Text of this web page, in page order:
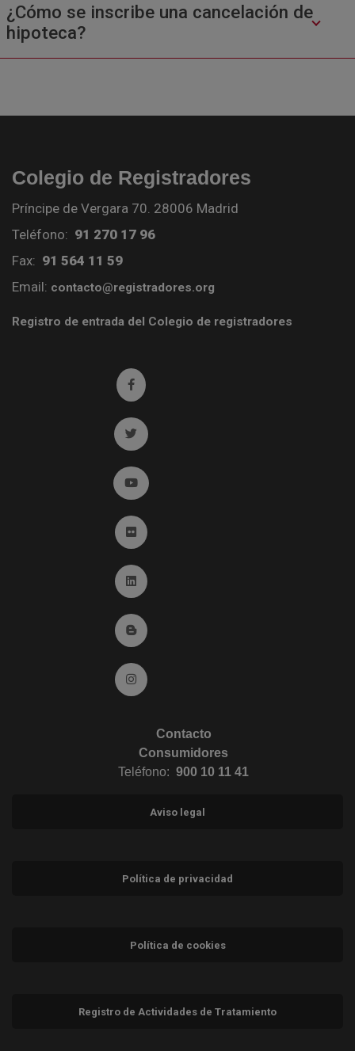
¿Cómo se inscribe una cancelación de
hipoteca?
Colegio de Registradores
Príncipe de Vergara 70. 28006 Madrid
Teléfono: 91 270 17 96
Fax: 91 564 11 59
Email: contacto@registradores.org
Registro de entrada del Colegio de registradores
Ir a facebook (abre en ventana nueva)
Ir a twitter (abre en ventana nueva)
Ir a YouTube (abre en ventana nueva)
Ir a Flickr (abre en ventana nueva)
Ir a Linkedin (abre en ventana nueva)
Ir al Blog (abre en ventana nueva)
Ir a Instagram (abre en ventana nueva)
Contacto
Consumidores
Teléfono: 900 10 11 41
Aviso legal
Política de privacidad
Política de cookies
Registro de Actividades de Tratamiento